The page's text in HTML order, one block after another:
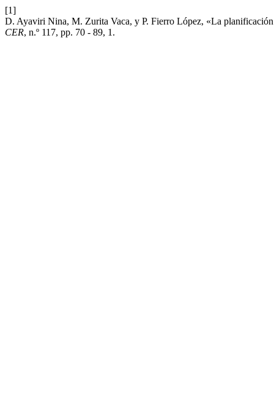
[1]
D. Ayaviri Nina, M. Zurita Vaca, y P. Fierro López, «La
CER, n.º 117, pp. 70 - 89, 1.